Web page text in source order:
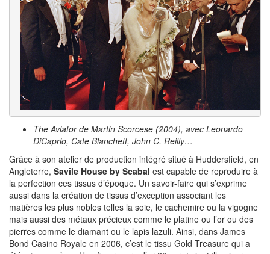
The Aviator de Martin Scorcese (2004), avec Leonardo
DiCaprio, Cate Blanchett, John C. Reilly…
Grâce à son atelier de production intégré situé à Huddersfield, en
Angleterre, Savile House by Scabal est capable de reproduire à
la perfection ces tissus d’époque. Un savoir-faire qui s’exprime
aussi dans la création de tissus d’exception associant les
matières les plus nobles telles la soie, le cachemire ou la vigogne
mais aussi des métaux précieux comme le platine ou l’or ou des
pierres comme le diamant ou le lapis lazuli. Ainsi, dans James
Bond Casino Royale en 2006, c’est le tissu Gold Treasure qui a